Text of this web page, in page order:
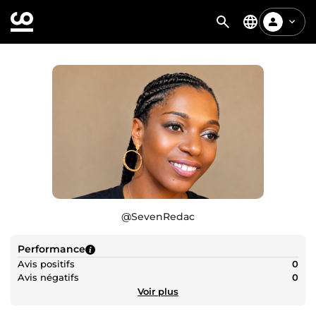
@SevenRedac
Performance
Avis positifs
0
Avis négatifs
0
Voir plus